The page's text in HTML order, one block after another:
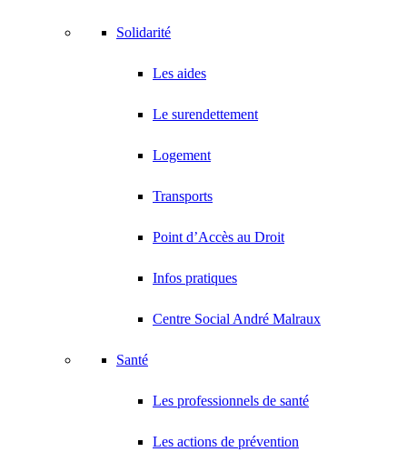
Solidarité
Les aides
Le surendettement
Logement
Transports
Point d’Accès au Droit
Infos pratiques
Centre Social André Malraux
Santé
Les professionnels de santé
Les actions de prévention